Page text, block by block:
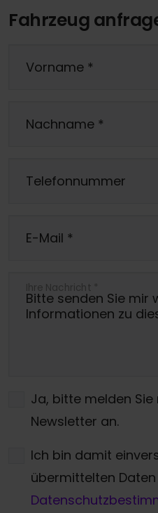
Fahrzeug
Vorname *
Nachname *
Telefonnummer
E-Mail *
Ihre Nachricht *
Ja, bitte melden
Newsletter an.
Ich bin damit
übermittelten